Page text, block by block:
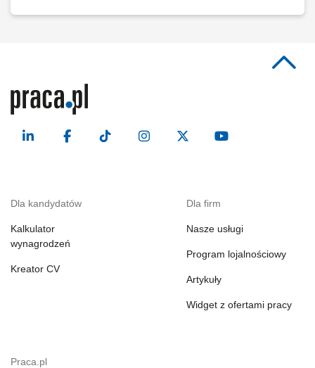
Dla kandydatów
Kalkulator
wynagrodzeń
Kreator CV
Dla firm
Nasze usługi
Program lojalnościowy
Artykuły
Widget z ofertami pracy
Praca.pl